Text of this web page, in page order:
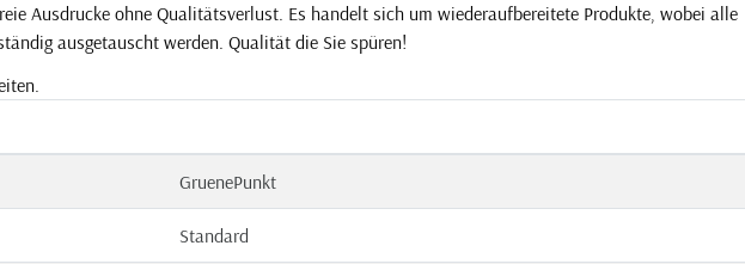
Ausdrucke ohne Qualitätsverlust. Es handelt sich um wiederaufbereitete Produkte, wobei alle
ausgetauscht werden. Qualität die Sie spüren!
GruenePunkt
Standard